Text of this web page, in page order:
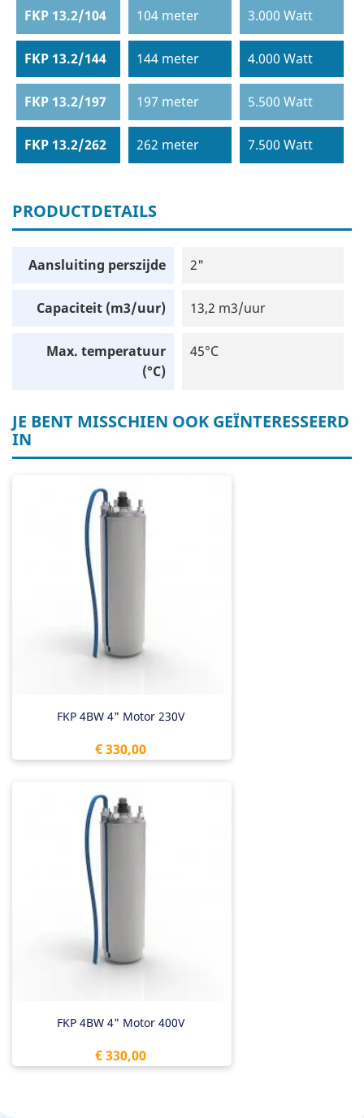
FKP 13.2/104 104 meter 3.000 Watt
FKP 13.2/144 144 meter 4.000 Watt
FKP 13.2/197 197 meter 5.500 Watt
FKP 13.2/262 262 meter 7.500 Watt
PRODUCTDETAILS
Aansluiting perszijde 2"
Capaciteit (m3/uur) 13,2 m3/uur
Max. temperatuur
(°C)
45°C
JE BENT MISSCHIEN OOK GEÏNTERESSEERD
IN
FKP 4BW 4" Motor 230V
Prijs
€ 330,00
FKP 4BW 4" Motor 400V
Prijs
€ 330,00